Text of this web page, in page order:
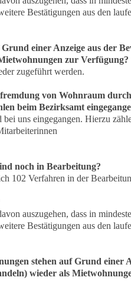
Bestätigungen aus den
einer Anzeige aus der
zur Verfügung?
zugeführt werden.
von Wohnraum
beim Bezirksamt
uns eingegangen. Hierzu
noch in Bearbeitung?
102 Verfahren in der
auszugehen, dass in
Bestätigungen aus den
stehen auf Grund einer
wieder als